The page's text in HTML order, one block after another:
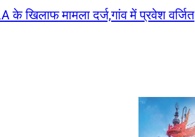
के खिलाफ मामला दर्ज,गांव में प्रवेश वर्जित